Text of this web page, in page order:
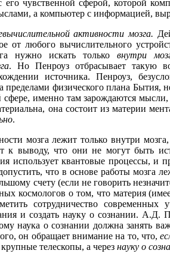
его чувственной сферой, которой
а компьютер с информацией,
активности мозга.
от любого вычислительного
нужно искать только внутри
. Но Пенроуз отбрасывает такую
источника. Пенроуз,
пределами физического плана
сфере, именно там зарождаются
она состоит из материи
.
мозга лежит только внутри
к выводу, что они не могут быть
использует квантовые процессы, и
что в основе работы мозга
счету (если не говорить
космологов о том, что материя
сотрудничество
и создать науку о сознании. А.Д.
наука о сознании должна занять
он обращает внимание на то, что,
телескопы, а через науку о